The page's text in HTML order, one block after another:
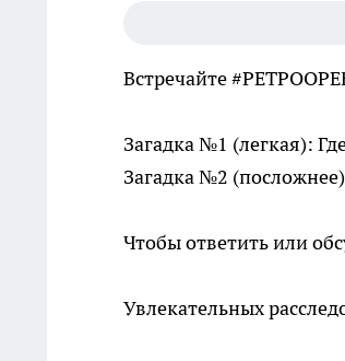
Встречайте
Загадка №1 (легкая):
Загадка №2
Чтобы ответить или
Увлекательных